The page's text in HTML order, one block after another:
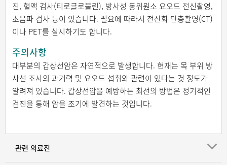
진, 혈액 검사(티로글로불린), 방사성 동위원소 요오드 전신촬영,
초음파 검사 등이 있습니다. 필요에 따라서 전산화 단층촬영(CT)
이나 PET를 실시하기도 합니다.
주의사항
대부분의 갑상선암은 자연적으로 발생합니다. 현재는 목 부위 방
사선 조사의 과거력 및 요오드 섭취와 관련이 있다는 것 정도가
알려져 있습니다. 갑상선암을 예방하는 최선의 방법은 정기적인
검진을 통해 암을 조기에 발견하는 것입니다.
관련 의료진